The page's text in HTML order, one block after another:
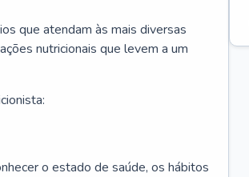
que atendam às mais diversas
nutricionais que levem a um
o estado de saúde, os hábitos